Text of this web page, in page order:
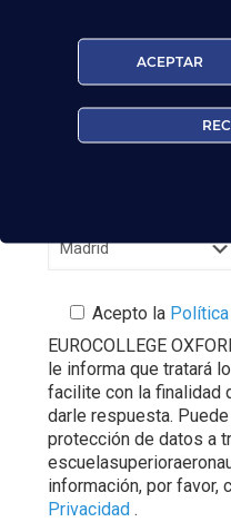
Curso:
Acepto la
EUROCOLLEGE
le informa que tratará
facilite con la finalidad
darle respuesta.
protección de datos a
información, por favor,
Privacidad .
ACEPTAR